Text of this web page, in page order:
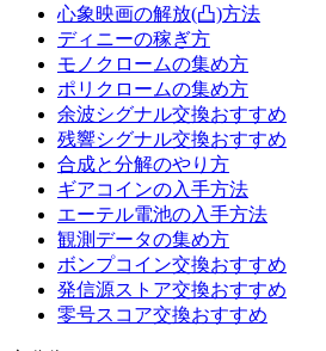
心象映画の解放(凸)方法
ディニーの稼ぎ方
モノクロームの集め方
ポリクロームの集め方
余波シグナル交換おすすめ
残響シグナル交換おすすめ
合成と分解のやり方
ギアコインの入手方法
エーテル電池の入手方法
観測データの集め方
ボンプコイン交換おすすめ
発信源ストア交換おすすめ
零号スコア交換おすすめ